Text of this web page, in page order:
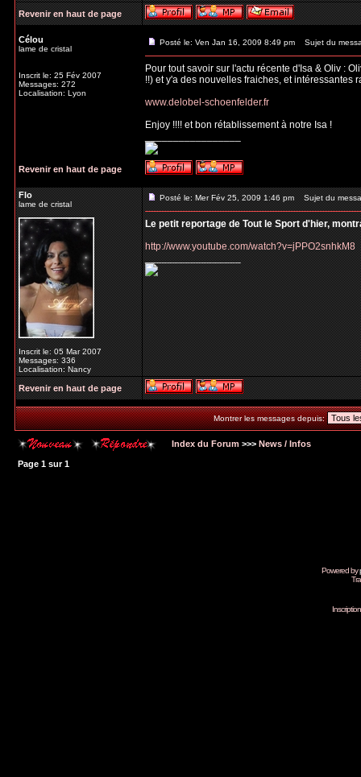
Revenir en haut de page
Célou
lame de cristal
Inscrit le: 25 Fév 2007
Messages: 272
Localisation: Lyon
Posté le: Ven Jan 16, 2009 8:49 pm Sujet du
Pour tout savoir sur l'actu récente d'Isa & Oliv :
!!) et y'a des nouvelles fraiches, et intéressantes
www.delobel-schoenfelder.fr
Enjoy !!!! et bon rétablissement à notre Isa !
Revenir en haut de page
Flo
lame de cristal
Inscrit le: 05 Mar 2007
Messages: 336
Localisation: Nancy
Posté le: Mer Fév 25, 2009 1:46 pm Sujet du
Le petit reportage de Tout le Sport d'hier,
http://www.youtube.com/watch?v=jPPO2snhkM8
_________________
Revenir en haut de page
Montrer les messages depuis:
Index du Forum >>> News / Infos
Page 1 sur1
Powered by